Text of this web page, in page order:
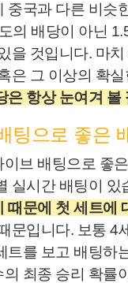
중국과 다른 비슷
의 배당이 아닌
을 것입니다. 마
은 그 이상의 확
은 항상 눈여겨 볼
팅으로 좋은
브 배팅으로 좋
실시간 배팅이
때문에 첫 세트에
문입니다. 보통 4
트를 보고 배팅하
최종 승리 확률